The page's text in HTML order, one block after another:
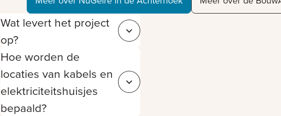
Wat levert het project
op?
Sluit 5b56131a-ddd6-4513-8926-335b51de34a7
Hoe worden de
locaties van kabels en
elektriciteitshuisjes
bepaald?
Sluit b3e5dda9-2903-43fa-b80a-955d5af9fe4f